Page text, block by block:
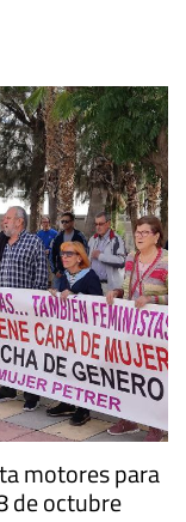
motores para
de octubre